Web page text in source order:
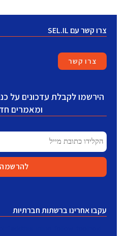
צרו קשר עם SEL.IL
צרו קשר
הירשמו לקבלת עדכונים על
ומאמרים
עקבו אחרינו ברשתות חברתיות